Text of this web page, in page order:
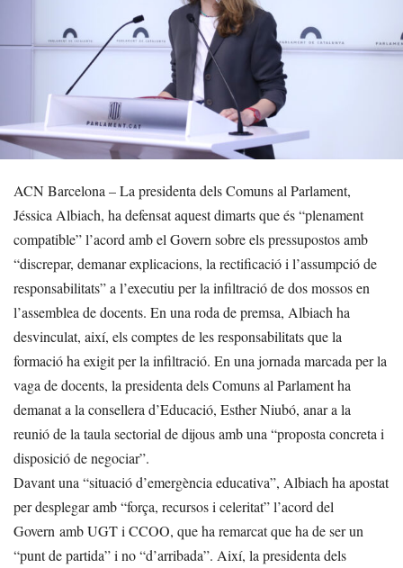
ACN Barcelona – La presidenta dels Comuns al Parlament,
Jéssica Albiach, ha defensat aquest dimarts que és “plenament
compatible” l’acord amb el Govern sobre els pressupostos amb
“discrepar, demanar explicacions, la rectificació i l’assumpció de
responsabilitats” a l’executiu per la infiltració de dos mossos en
l’assemblea de docents. En una roda de premsa, Albiach ha
desvinculat, així, els comptes de les responsabilitats que la
formació ha exigit per la infiltració. En una jornada marcada per la
vaga de docents, la presidenta dels Comuns al Parlament ha
demanat a la consellera d’Educació, Esther Niubó, anar a la
reunió de la taula sectorial de dijous amb una “proposta concreta i
disposició de negociar”.
Davant una “situació d’emergència educativa”, Albiach ha apostat
per desplegar amb “força, recursos i celeritat” l’acord del
Govern amb UGT i CCOO, que ha remarcat que ha de ser un
“punt de partida” i no “d’arribada”. Així, la presidenta dels